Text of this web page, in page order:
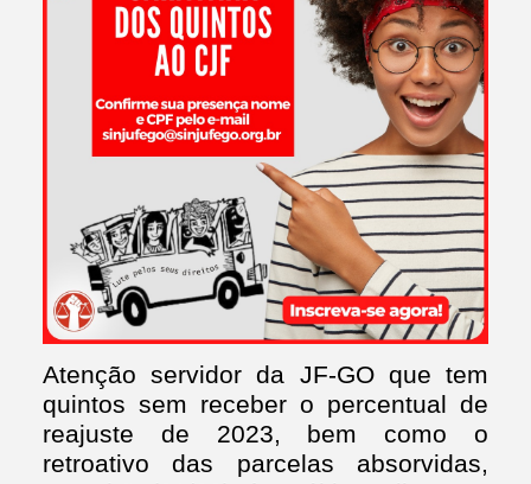
Atenção servidor da JF-GO que tem
quintos sem receber o percentual de
reajuste de 2023, bem como o
retroativo das parcelas absorvidas,